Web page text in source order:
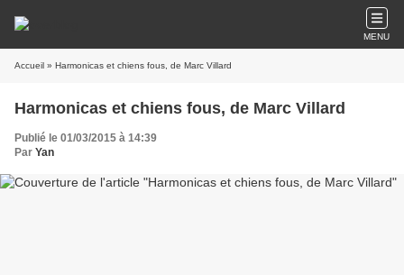
MENU
Accueil » Harmonicas et chiens fous, de Marc Villard
Harmonicas et chiens fous, de Marc Villard
Publié le 01/03/2015 à 14:39
Par Yan